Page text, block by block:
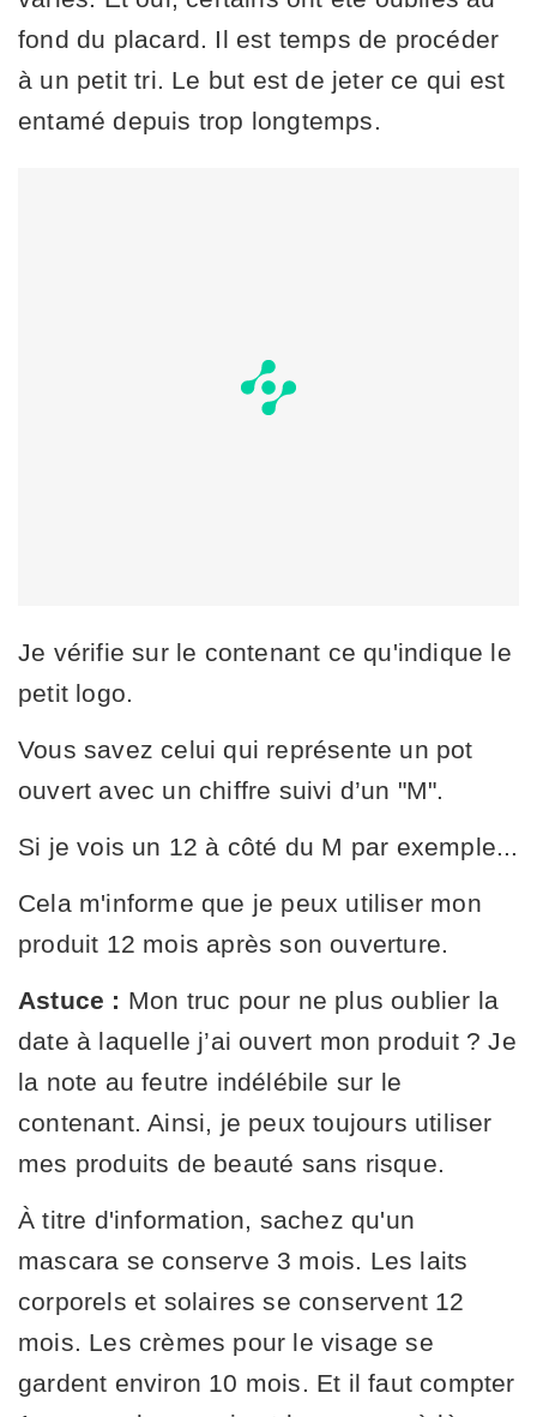
fond du placard. Il est temps de procéder
à un petit tri. Le but est de jeter ce qui est
entamé depuis trop longtemps.
Je vérifie sur le contenant ce qu'indique le
petit logo.
Vous savez celui qui représente un pot
ouvert avec un chiffre suivi d’un "M".
Si je vois un 12 à côté du M par exemple...
Cela m'informe que je peux utiliser mon
produit 12 mois après son ouverture.
Astuce : Mon truc pour ne plus oublier la
date à laquelle j’ai ouvert mon produit ? Je
la note au feutre indélébile sur le
contenant. Ainsi, je peux toujours utiliser
mes produits de beauté sans risque.
À titre d'information, sachez qu'un
mascara se conserve 3 mois. Les laits
corporels et solaires se conservent 12
mois. Les crèmes pour le visage se
gardent environ 10 mois. Et il faut compter